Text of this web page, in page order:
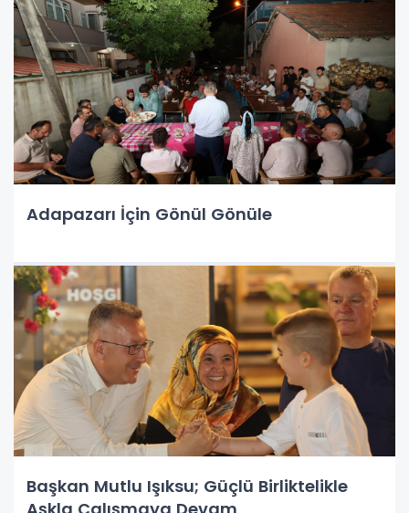
sundu.
Adapazarı İçin Gönül Gönüle
Başkan Mutlu Işıksu; Güçlü Birliktelikle
Aşkla Çalışmaya Devam